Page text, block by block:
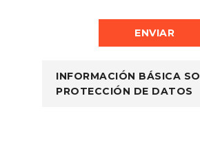
INFORMACIÓN BÁSICA
PROTECCIÓN DE DATOS